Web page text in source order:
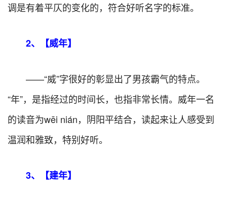
调是有着平仄的变化的，符合好听名字的标准。
2、【威年】
——“威”字很好的彰显出了男孩霸气的特点。
“年”，是指经过的时间长，也指非常长情。威年一名
的读音为wēi nián，阴阳平结合，读起来让人感受到
温润和雅致，特别好听。
3、【建年】